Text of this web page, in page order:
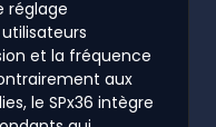
réglage
et la fréquence
aux
le SPx36 intègre